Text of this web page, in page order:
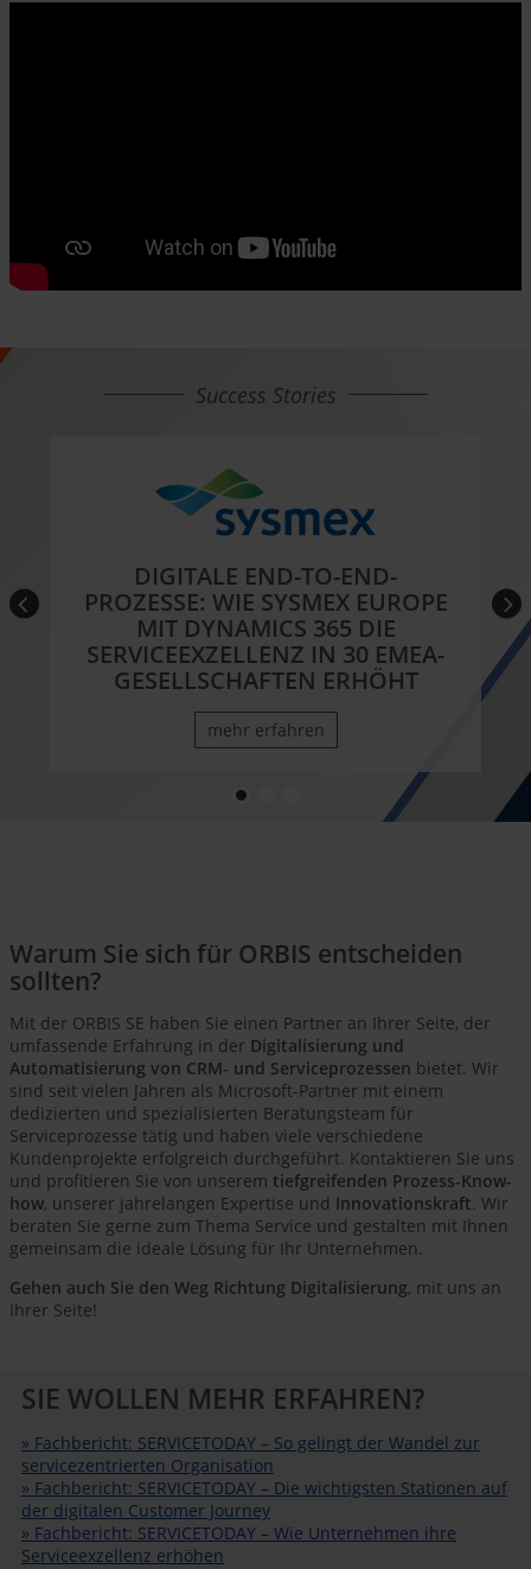
Success Stories
DIGITALE END-TO-END-
PROZESSE: WIE SYSMEX EUROPE
MIT DYNAMICS 365 DIE
SERVICEEXZELLENZ IN 30 EMEA-
GESELLSCHAFTEN ERHÖHT
mehr erfahren
Warum Sie sich für ORBIS entscheiden
sollten?
Mit der ORBIS SE haben Sie einen Partner an Ihrer Seite, der
umfassende Erfahrung in der Digitalisierung und
Automatisierung von CRM- und Serviceprozessen bietet. Wir
sind seit vielen Jahren als Microsoft-Partner mit einem
dedizierten und spezialisierten Beratungsteam für
Serviceprozesse tätig und haben viele verschiedene
Kundenprojekte erfolgreich durchgeführt. Kontaktieren Sie uns
und profitieren Sie von unserem tiefgreifenden Prozess-Know-
how, unserer jahrelangen Expertise und Innovationskraft. Wir
beraten Sie gerne zum Thema Service und gestalten mit Ihnen
gemeinsam die ideale Lösung für Ihr Unternehmen.
Gehen auch Sie den Weg Richtung Digitalisierung, mit uns an
Ihrer Seite!
SIE WOLLEN MEHR ERFAHREN?
» Fachbericht: SERVICETODAY – So gelingt der Wandel zur
servicezentrierten Organisation
» Fachbericht: SERVICETODAY – Die wichtigsten Stationen auf
der digitalen Customer Journey
» Fachbericht: SERVICETODAY – Wie Unternehmen ihre
Serviceexzellenz erhöhen